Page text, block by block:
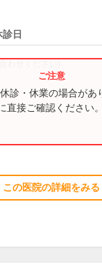
日
わせください)
診・休業の場合があ
直接ご確認ください。
この医院の詳細をみる